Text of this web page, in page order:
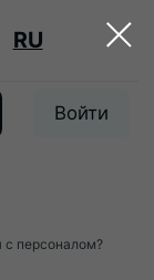
с персоналом?